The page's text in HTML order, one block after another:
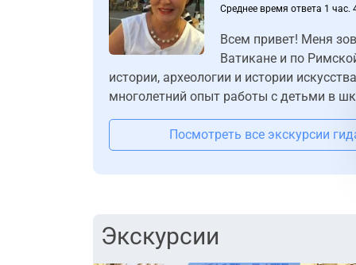
Среднее время ответа 1 час.
Всем привет! Меня
Ватикане и по
истории, археологии и истории
многолетний опыт работы с детьми в
Посмотреть все экскурсии
Экскурсии